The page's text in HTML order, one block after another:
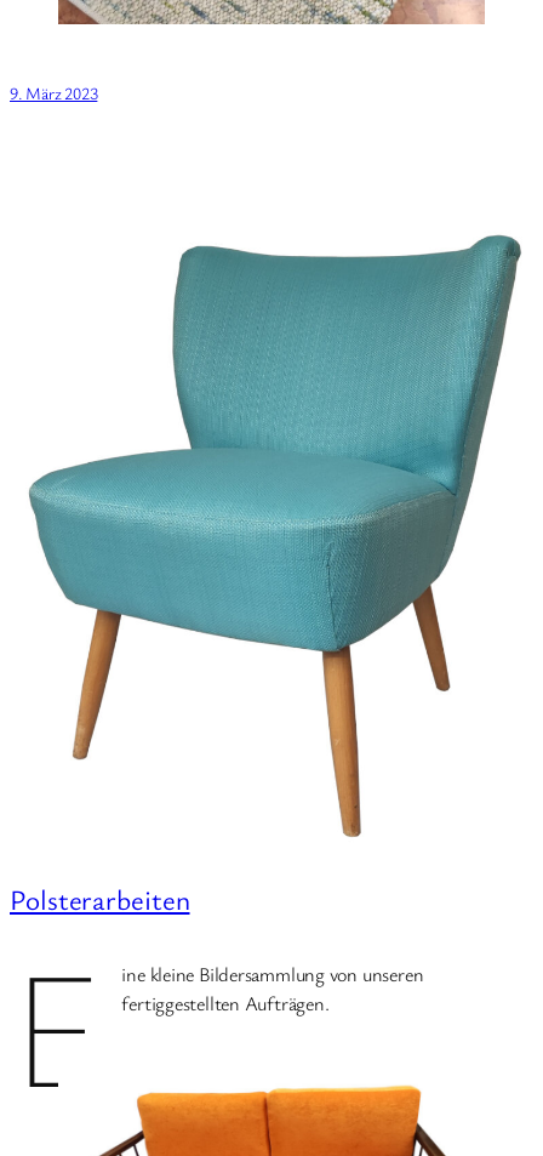
9. März 2023
Polsterarbeiten
E
ine kleine Bildersammlung von unseren
fertiggestellten Aufträgen.